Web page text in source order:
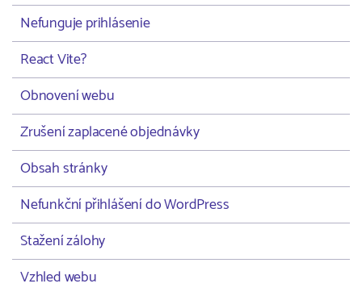
Nefunguje prihlásenie
React Vite?
Obnovení webu
Zrušení zaplacené objednávky
Obsah stránky
Nefunkční přihlášení do WordPress
Stažení zálohy
Vzhled webu